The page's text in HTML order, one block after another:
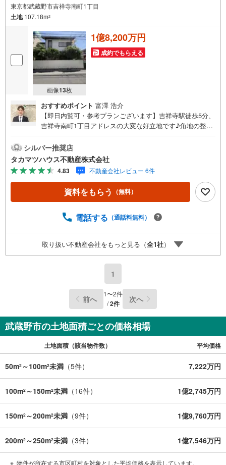
東京都武蔵野市吉祥寺南町1丁目
土地107.18m2
画像13枚
1億8,200万円
成約でもらえる
おすすめポイント 富澤 浩介
【即日内覧可・参考プランございます】吉祥寺駅徒歩5分、
吉祥寺南町1丁目アドレスの大変な好立地です♪角地の整形
地の整形地（西側約5.45m、北側約4.5m、南側通路）・前
面道路も広く駐停車も大変スムーズです。・角地のため開
放感がございます。◯駅距離徒歩5分の好アクセスでありな
がら大変閑静な住宅街です。◯吉祥寺駅は様々な商業施設
が充実しており日々の買い物も大変便利です。◯井の頭公
園も徒歩圏内でファミリー層に大変おすすめです。※参考プ
イフライン等の引込費用は買主様のご負担となります。
シルバー推奨店
タカマツハウス不動産株式会社
4.83 不動産会社レビュー 6件
資料をもらう （無料）
電話する （通話料無料）
取り扱い不動産会社をもっと見る（全1社）
1
前へ 1〜2件
/2件 次へ
武蔵野市の土地面積ごとの価格相場
土地面積（該当物件数） 平均価格
50m2 ～100m2未満 （5件） 7,222万円
100m2 ～150m2未満 （16件） 1億2,745万円
150m2 ～200m2未満 （9件） 1億9,760万円
200m2 ～250m2未満 （3件） 1億7,546万円
物件が所在する市区町村を対象とした平均価格を表示しています。